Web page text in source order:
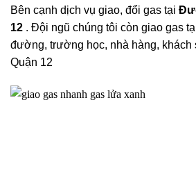
Bên cạnh dịch vụ giao, đổi gas tại
12 . Đội ngũ chúng tôi còn giao gas
đường, trường học, nhà hàng,
Quận 12